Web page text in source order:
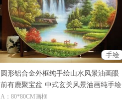
手绘
圆形铝合金外框纯手绘山水风景油画眼
前有鹿聚宝盆 中式玄关风景油画纯手绘
山水画
A：80*80CM画框